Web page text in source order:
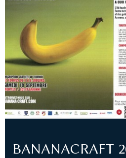
BANANACRAFT